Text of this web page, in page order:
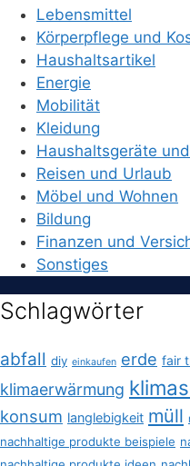
Lebensmittel
Körperpflege und
Haushaltsartikel
Energie
Mobilität
Kleidung
Haushaltsgeräte
Reisen und Urlaub
Möbel und Wohnen
Bildung
Finanzen und
Sonstiges
Schlagwörter
abfall diy einkaufen erde fair
klimaerwärmung
konsum langlebigkeit müll
nachhaltige produkte beispiele